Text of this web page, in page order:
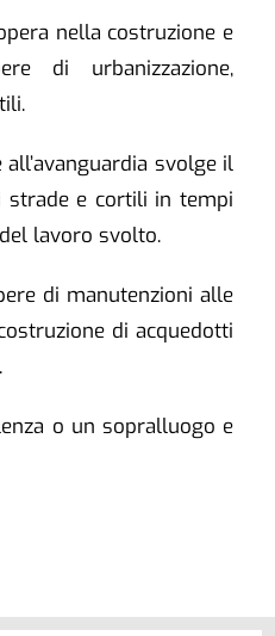
nella costruzione e
di urbanizzazione,
all’avanguardia svolge il
e cortili in tempi
lavoro svolto.
di manutenzioni alle
di acquedotti
o un sopralluogo e